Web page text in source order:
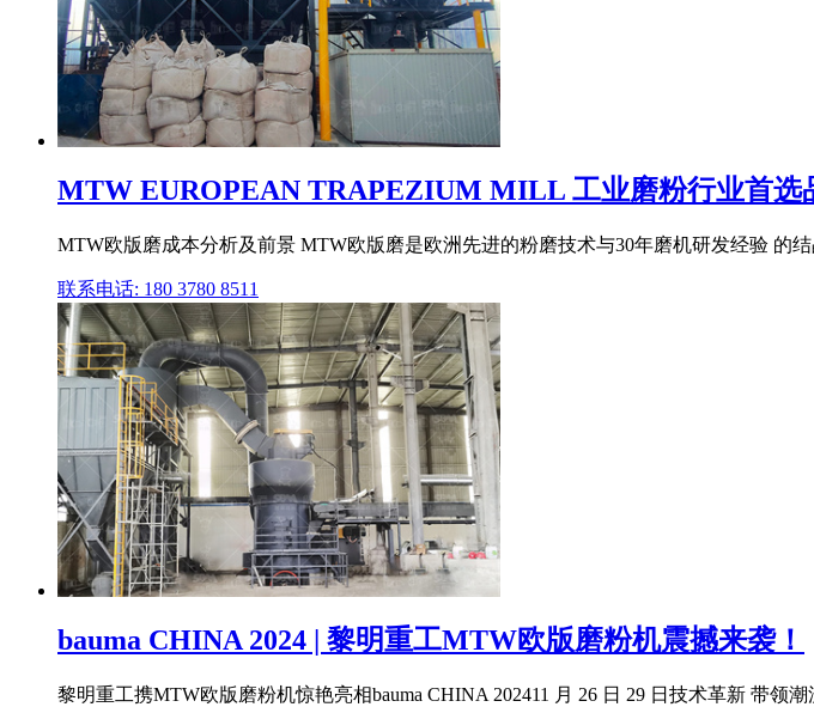
MTW EUROPEAN TRAPEZIUM MILL 工业磨粉行业首选
MTW欧版磨成本分析及前景 MTW欧版磨是欧洲先进的粉磨技术与30年磨机研发经验 的
联系电话: 180 3780 8511
bauma CHINA 2024 | 黎明重工MTW欧版磨粉机震撼来袭！
黎明重工携MTW欧版磨粉机惊艳亮相bauma CHINA 202411 月 26 日 29 日技术革新 带